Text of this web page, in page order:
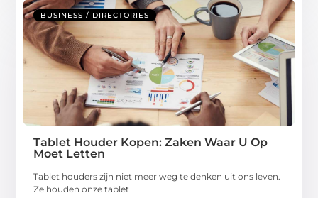
BUSINESS / DIRECTORIES
Tablet Houder Kopen: Zaken Waar U Op
Moet Letten
Tablet houders zijn niet meer weg te denken uit ons leven.
Ze houden onze tablet